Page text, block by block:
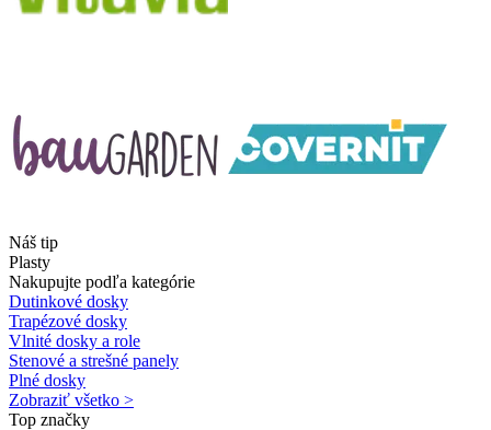
Náš tip
Plasty
Nakupujte podľa kategórie
Dutinkové dosky
Trapézové dosky
Vlnité dosky a role
Stenové a strešné panely
Plné dosky
Zobraziť všetko >
Top značky